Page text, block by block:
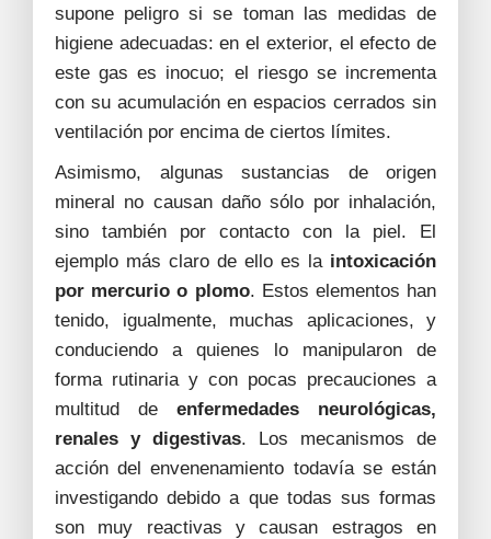
supone peligro si se toman las medidas de
higiene adecuadas: en el exterior, el efecto de
este gas es inocuo; el riesgo se incrementa
con su acumulación en espacios cerrados sin
ventilación por encima de ciertos límites.
Asimismo, algunas sustancias de origen
mineral no causan daño sólo por inhalación,
sino también por contacto con la piel. El
ejemplo más claro de ello es la intoxicación
por mercurio o plomo. Estos elementos han
tenido, igualmente, muchas aplicaciones, y
conduciendo a quienes lo manipularon de
forma rutinaria y con pocas precauciones a
multitud de enfermedades neurológicas,
renales y digestivas. Los mecanismos de
acción del envenenamiento todavía se están
investigando debido a que todas sus formas
son muy reactivas y causan estragos en